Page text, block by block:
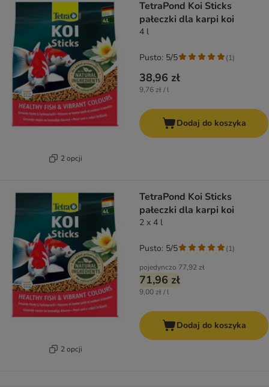
2 opcji
TetraPond Koi Sticks
pałeczki dla karpi koi
4 l
38,96 zł
9,76 zł / l
Pusto: 5/5 (1)
Dodaj do koszyka
2 opcji
TetraPond Koi Sticks
pałeczki dla karpi koi
2 x 4 l
pojedynczo 77,92 zł
71,96 zł
9,00 zł / l
Pusto: 5/5 (1)
Dodaj do koszyka